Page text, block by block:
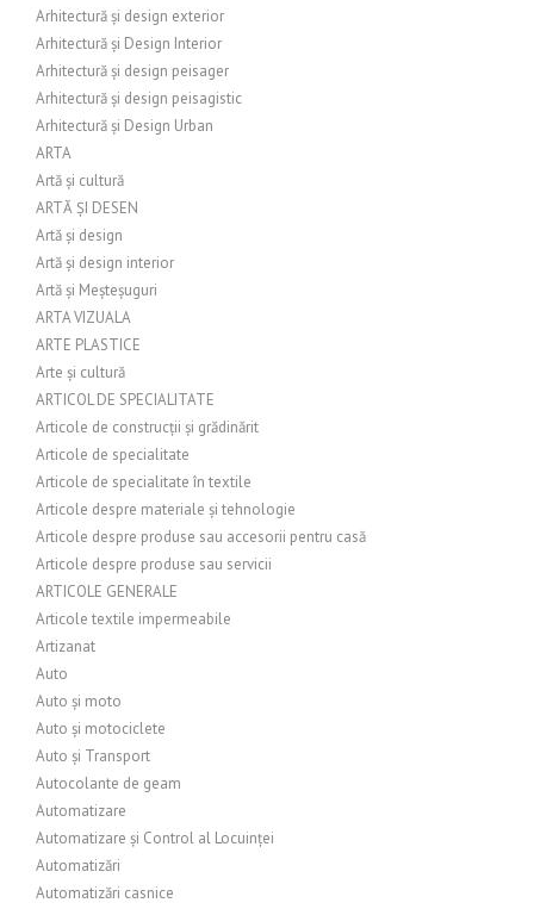
Arhitectură și design exterior
Arhitectură și Design Interior
Arhitectură și design peisager
Arhitectură și design peisagistic
Arhitectură și Design Urban
ARTA
Artă și cultură
ARTĂ ȘI DESEN
Artă și design
Artă și design interior
Artă și Meșteșuguri
ARTA VIZUALA
ARTE PLASTICE
Arte și cultură
ARTICOL DE SPECIALITATE
Articole de construcții și grădinărit
Articole de specialitate
Articole de specialitate în textile
Articole despre materiale și tehnologie
Articole despre produse sau accesorii pentru casă
Articole despre produse sau servicii
ARTICOLE GENERALE
Articole textile impermeabile
Artizanat
Auto
Auto și moto
Auto și motociclete
Auto și Transport
Autocolante de geam
Automatizare
Automatizare și Control al Locuinței
Automatizări
Automatizări casnice